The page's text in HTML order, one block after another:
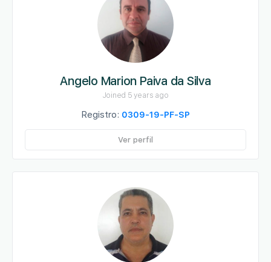
Angelo Marion Paiva da Silva
Joined 5 years ago
Registro: 0309-19-PF-SP
Ver perfil